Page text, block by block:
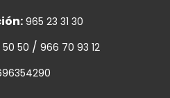
965 23 31 30
50 / 966 70 93 12